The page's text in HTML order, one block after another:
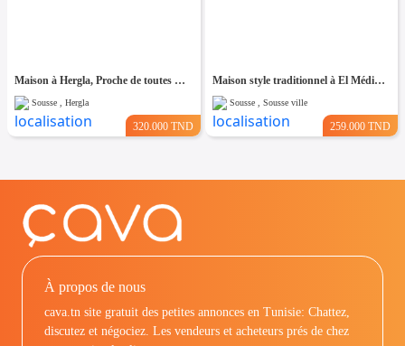
Maison à Hergla, Proche de toutes Commodités
Sousse , Hergla
320.000 TND
Maison style traditionnel à El Médina Sousse
Sousse , Sousse ville
259.000 TND
À propos de nous
cava.tn site gratuit des petites annonces en Tunisie: Chattez,
discutez et négociez. Les vendeurs et acheteurs prés de chez